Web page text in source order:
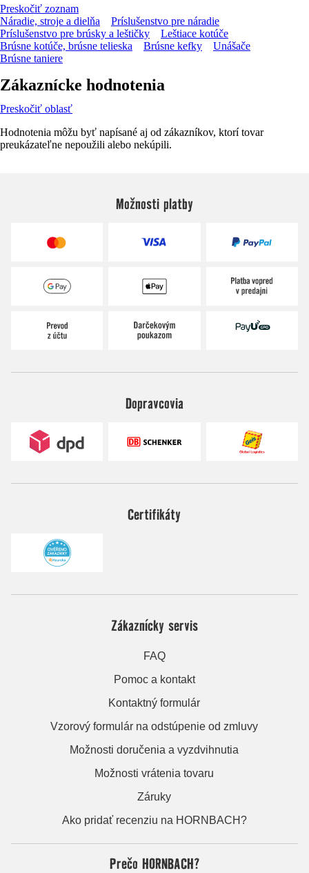
Preskočiť zoznam
Náradie, stroje a dielňa
Príslušenstvo pre náradie
Príslušenstvo pre brúsky a leštičky
Leštiace kotúče
Brúsne kotúče, brúsne telieska
Brúsne kefky
Unášače
Brúsne taniere
Zákaznícke hodnotenia
Preskočiť oblasť
Hodnotenia môžu byť napísané aj od zákazníkov, ktorí tovar
preukázateľne nepoužili alebo nekúpili.
Možnosti platby
Dopravcovia
Certifikáty
Zákaznícky servis
FAQ
Pomoc a kontakt
Kontaktný formulár
Vzorový formulár na odstúpenie od zmluvy
Možnosti doručenia a vyzdvihnutia
Možnosti vrátenia tovaru
Záruky
Ako pridať recenziu na HORNBACH?
Prečo HORNBACH?